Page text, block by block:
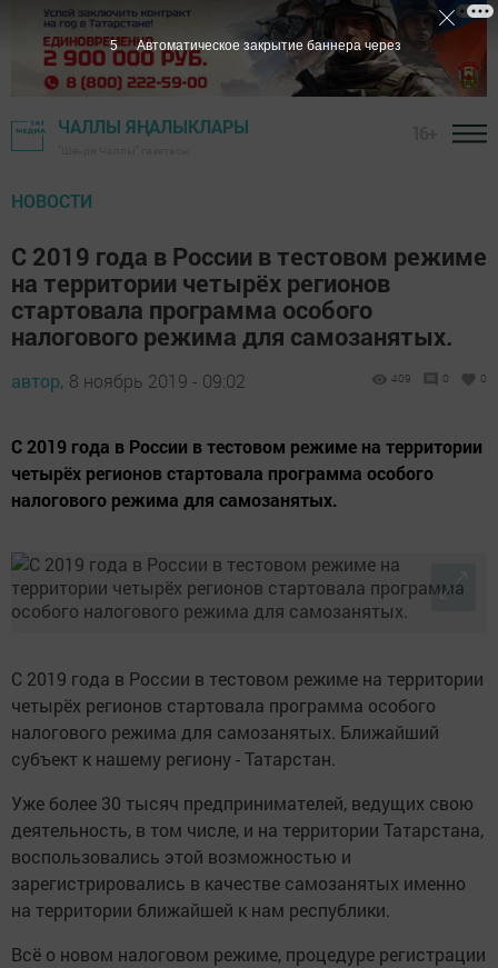
ЧАЛЛЫ ЯҢАЛЫКЛАРЫ
НОВОСТИ
С 2019 года в России в тестовом режиме
на территории четырёх регионов
стартовала программа особого
налогового режима для самозанятых.
автор, 8 ноябрь 2019 - 09:02 409 0 0
С 2019 года в России в тестовом режиме на территории
четырёх регионов стартовала программа особого
налогового режима для самозанятых.
С 2019 года в России в тестовом режиме на территории
четырёх регионов стартовала программа особого
налогового режима для самозанятых. Ближайший
субъект к нашему региону - Татарстан.
Уже более 30 тысяч предпринимателей, ведущих свою
деятельность, в том числе, и на территории Татарстана,
воспользовались этой возможностью и
зарегистрировались в качестве самозанятых именно
на территории ближайшей к нам республики.
Всё о новом налоговом режиме, процедуре регистрации
4 Автоматическое закрытие баннера через